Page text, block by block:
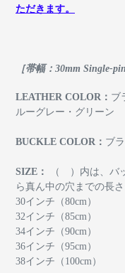
ただきます。
［帯幅：30mm Single-
LEATHER COLOR： ブ
ルーグレー・グリーン
BUCKLE COLOR： ブ
SIZE：
（ ）内は、バ
ら真ん中の穴までの長
30インチ（80cm）
32インチ（85cm）
34インチ（90cm）
36インチ（95cm）
38インチ（100cm）